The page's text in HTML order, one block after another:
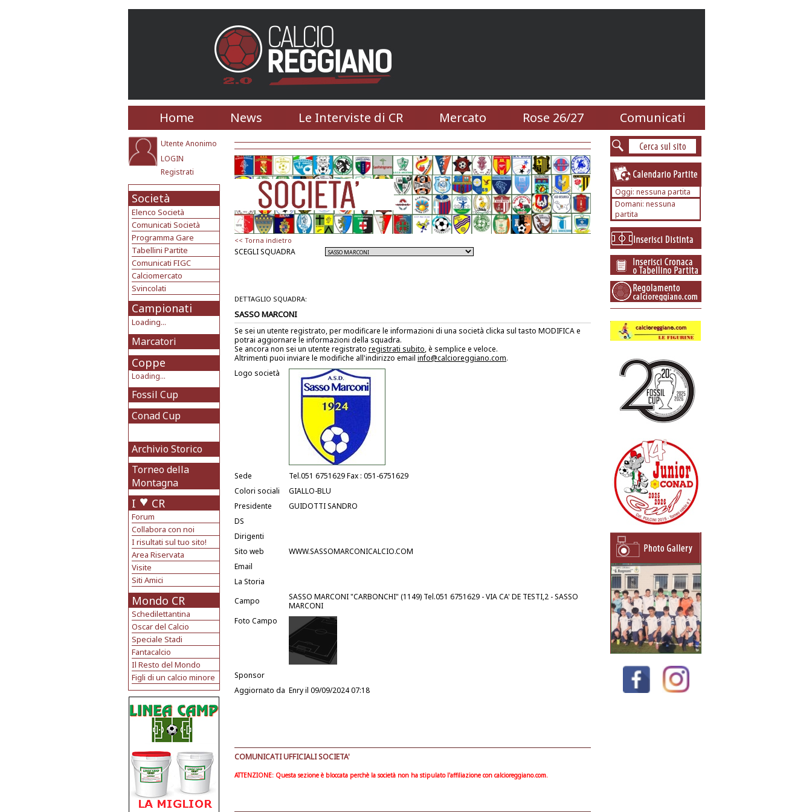
Home News Le Interviste di CR Mercato Rose 26/27 Comunicati
Utente Anonimo
LOGIN
Registrati
Società
Elenco Società
Comunicati Società
Programma Gare
Tabellini Partite
Comunicati FIGC
Calciomercato
Svincolati
Campionati
Loading...
Marcatori
Coppe
Loading...
Fossil Cup
Conad Cup
Archivio Storico
Torneo della
Montagna
I CR
Forum
Collabora con noi
I risultati sul tuo sito!
Area Riservata
Visite
Siti Amici
Mondo CR
Schedilettantina
Oscar del Calcio
Speciale Stadi
Fantacalcio
Il Resto del Mondo
Figli di un calcio minore
<< Torna indietro
SCEGLI SQUADRA
DETTAGLIO SQUADRA:
SASSO MARCONI
Se sei un utente registrato, per modificare le informazioni di una società clicka sul tasto MODIFICA e
potrai aggiornare le informazioni della squadra.
Se ancora non sei un utente registrato registrati subito, è semplice e veloce.
Altrimenti puoi inviare le modifiche all'indirizzo email info@calcioreggiano.com.
Logo società
Sede
Tel.051 6751629 Fax : 051-6751629
Colori sociali
GIALLO-BLU
Presidente
GUIDOTTI SANDRO
DS
Dirigenti
Sito web
WWW.SASSOMARCONICALCIO.COM
Email
La Storia
Campo
SASSO MARCONI "CARBONCHI" (1149) Tel.051 6751629 - VIA CA' DE TESTI,2 - SASSO
MARCONI
Foto Campo
Sponsor
Aggiornato da Enryil 09/09/2024 07:18
COMUNICATI UFFICIALI SOCIETA'
ATTENZIONE: Questa sezione è bloccata perchè la società non ha stipulato l'affiliazione con calcioreggiano.com.
Oggi: nessuna partita
Domani: nessuna
partita